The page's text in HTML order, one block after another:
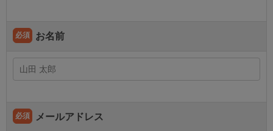
必須 お名前
必須 メールアドレス